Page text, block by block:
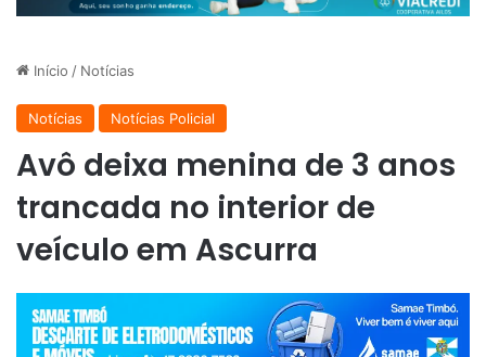
Início / Notícias
Notícias Notícias Policial
Avô deixa menina de 3 anos
trancada no interior de
veículo em Ascurra